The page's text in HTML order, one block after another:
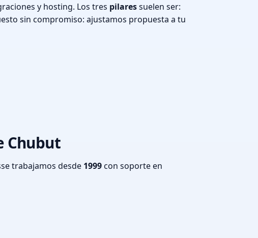
y hosting. Los tres pilaressuelen ser:
sin compromiso: ajustamos propuesta a tu
Chubut
trabajamos desde 1999con soporte en